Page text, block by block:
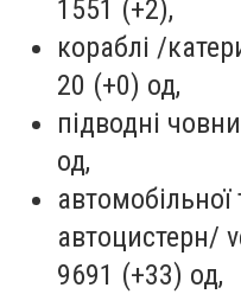
1551 (+2),
кораблі /
20 (+0) од,
підводні
од,
автомобільної
автоцистерн/
9691 (+33) од,